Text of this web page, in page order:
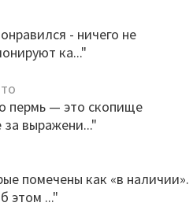
- ничего не
ка..."
пермь — это скопище
за выражени..."
помечены как «в наличии».
этом ..."